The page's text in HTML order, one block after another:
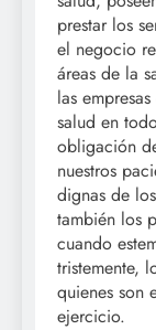
prestar los
el negocio
áreas de la
las
salud en
obligación
nuestros
dignas de
también los
cuando
tristemente,
quienes son
ejercicio.